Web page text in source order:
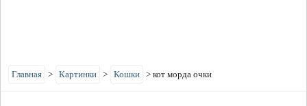
Главная > Картинки > Кошки > кот морда очки